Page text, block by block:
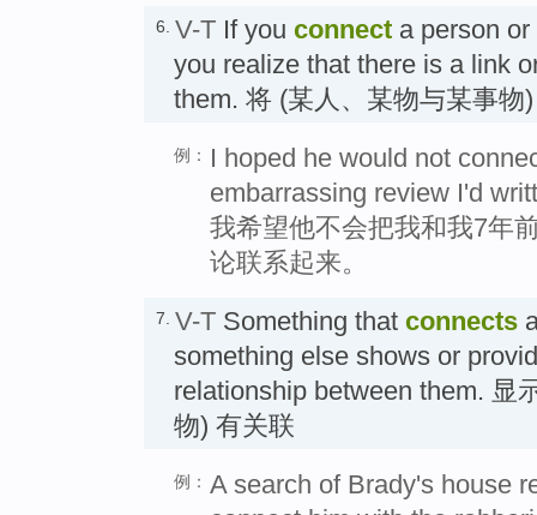
6. V-T If you connect a person
you realize that there is a link
them. 将 (某人、某物与某事物
例：
I hoped he would not
embarrassing review I'd
我希望他不会把我和我7年
论联系起来。
7. V-T Something that connects
something else shows or
relationship between them. 显
物) 有关联
例： A search of Brady's house